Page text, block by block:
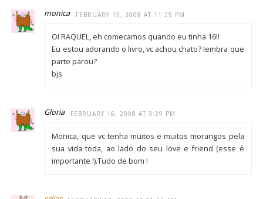
monica FEBRUARY 15, 2008 AT 11:25 PM
OI RAQUEL, eh comecamos quando eu tinha 16!!
Eu estou adorando o livro, vc achou chato? lembra que
parte parou?
bjs
Gloria FEBRUARY 16, 2008 AT 3:29 PM
Monica, que vc tenha muitos e muitos morangos pela
sua vida toda, ao lado do seu love e friend (esse é
importante !).Tudo de bom !